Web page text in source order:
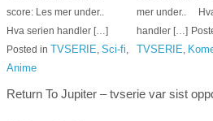
score: Les mer under..
Hva serien handler […]
Posted in TVSERIE Sci-fi
Anime
mer under..
handler […]
TVSERIE
Return To Jupiter – tvserievar sist